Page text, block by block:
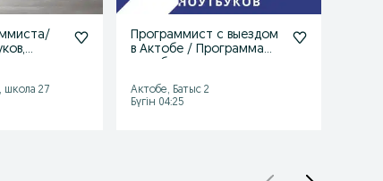
школа 27
Программист с выездом
в Актобе / Программа
Актобе, Батыс 2
Бүгін 04:25